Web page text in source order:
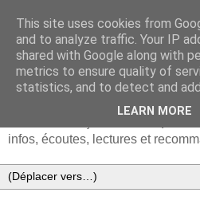
infos, écoutes, lectures et
This site uses cookies from
and to analyze traffic. Your IP
shared with Google along with
metrics to ensure quality of
statistics, and to detect and
LEARN MORE